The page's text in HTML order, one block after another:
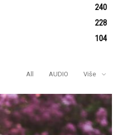
240
228
104
All AUDIO Više